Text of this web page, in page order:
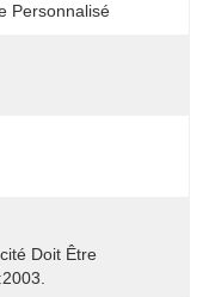
Personnalisé
Doit Être